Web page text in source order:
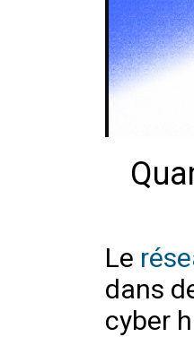
Le
dans
cyber